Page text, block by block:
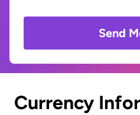
Send
Currency